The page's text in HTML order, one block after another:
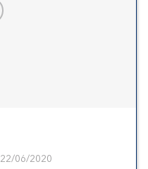
22/06/2020